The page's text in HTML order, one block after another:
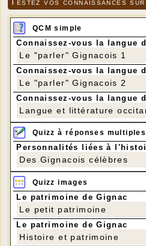
Testez vos connaissances
QCM simple
Connaissez-vous la langue
Le "parler" Gignacois 1
Connaissez-vous la langue
Le "parler" Gignacois 2
Connaissez-vous la langue
Langue et littérature
Quizz à réponses multiples
Personnalités liées à
Des Gignacois célèbres
Quizz images
Le patrimoine de Gignac
Le petit patrimoine
Le patrimoine de Gignac
Histoire et patrimoine